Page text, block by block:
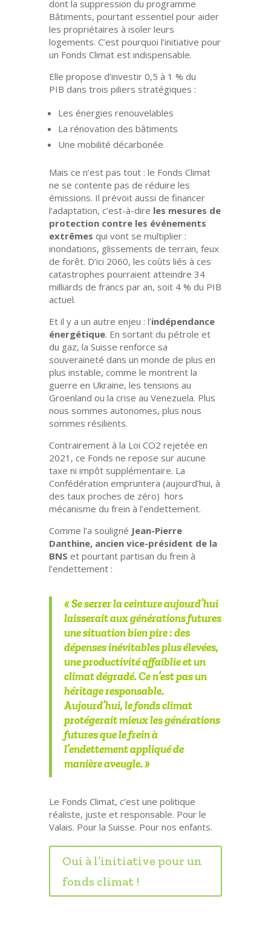
dont la suppression du programme
Bâtiments, pourtant essentiel pour aider
les propriétaires à isoler leurs
logements. C’est pourquoi l’initiative pour
un Fonds Climat est indispensable.
Elle propose d’investir 0,5 à 1 % du
PIB dans trois piliers stratégiques :
Les énergies renouvelables
La rénovation des bâtiments
Une mobilité décarbonée
Mais ce n’est pas tout : le Fonds Climat
ne se contente pas de réduire les
émissions. Il prévoit aussi de financer
l’adaptation, c’est-à-dire les mesures de
protection contre les événements
extrêmes qui vont se multiplier :
inondations, glissements de terrain, feux
de forêt. D’ici 2060, les coûts liés à ces
catastrophes pourraient atteindre 34
milliards de francs par an, soit 4 % du PIB
actuel.
Et il y a un autre enjeu : l’indépendance
énergétique. En sortant du pétrole et
du gaz, la Suisse renforce sa
souveraineté dans un monde de plus en
plus instable, comme le montrent la
guerre en Ukraine, les tensions au
Groenland ou la crise au Venezuela. Plus
nous sommes autonomes, plus nous
sommes résilients.
Contrairement à la Loi CO2 rejetée en
2021, ce Fonds ne repose sur aucune
taxe ni impôt supplémentaire. La
Confédération empruntera (aujourd’hui, à
des taux proches de zéro) hors
mécanisme du frein à l’endettement.
Comme l’a souligné Jean-Pierre
Danthine, ancien vice-président de la
BNS et pourtant partisan du frein à
l’endettement :
« Se serrer la ceinture aujourd’hui
laisserait aux générations futures
une situation bien pire : des
dépenses inévitables plus élevées,
une productivité affaiblie et un
climat dégradé. Ce n’est pas un
héritage responsable.
Aujourd’hui, le fonds climat
protégerait mieux les générations
futures que le frein à
l’endettement appliqué de
manière aveugle. »
Le Fonds Climat, c’est une politique
réaliste, juste et responsable. Pour le
Valais. Pour la Suisse. Pour nos enfants.
Oui à l’initiative pour un
fonds climat !